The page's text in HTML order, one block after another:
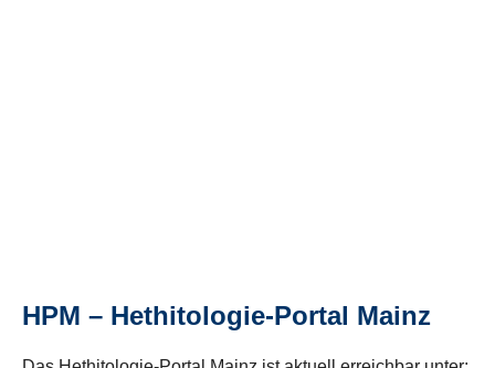
HPM – Hethitologie-Portal Mainz